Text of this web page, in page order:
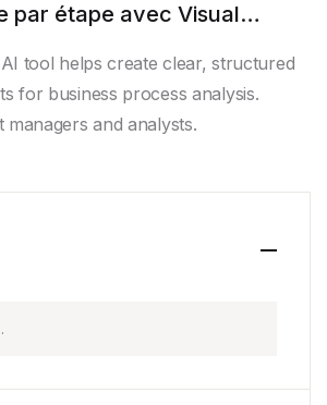
par étape avec Visual
tool helps create clear, structured
for business process analysis.
and analysts.